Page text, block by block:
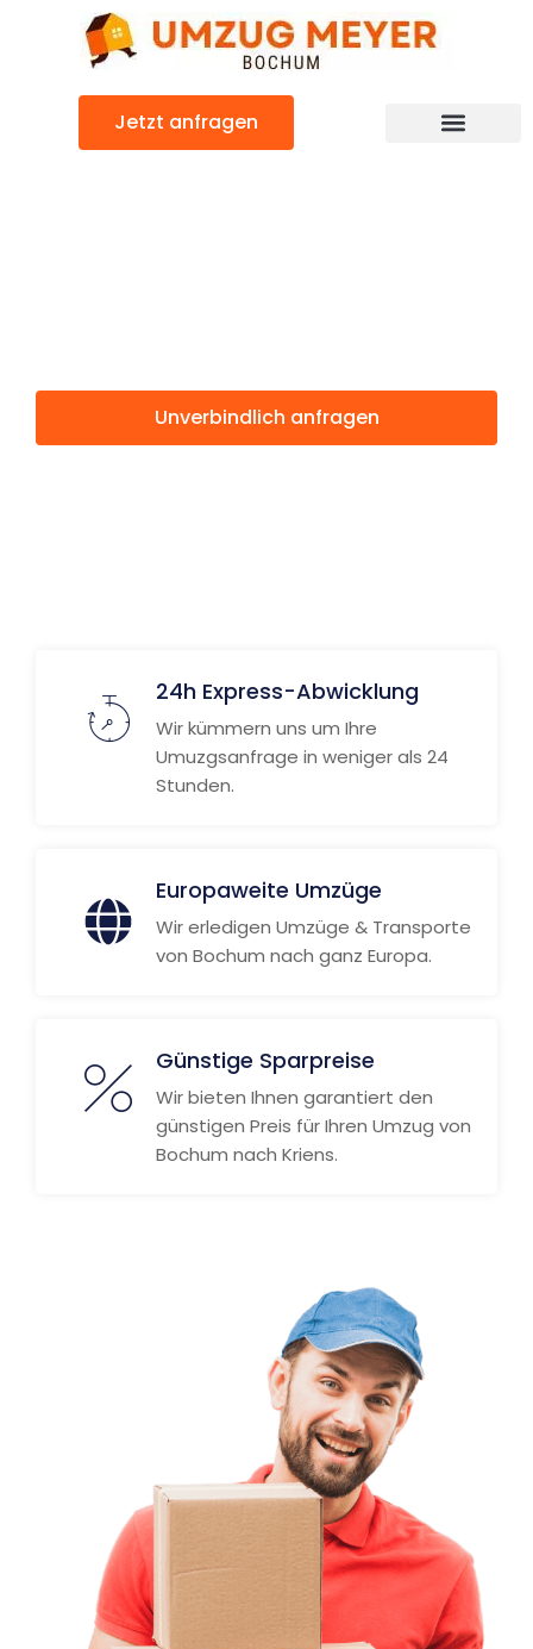
Jetzt anfragen
Unverbindlich anfragen
24h Express-Abwicklung
Wir kümmern uns um Ihre
Umuzgsanfrage in weniger als 24
Stunden.
Europaweite Umzüge
Wir erledigen Umzüge & Transporte
von Bochum nach ganz Europa.
Günstige Sparpreise
Wir bieten Ihnen garantiert den
günstigen Preis für Ihren Umzug von
Bochum nach Kriens.